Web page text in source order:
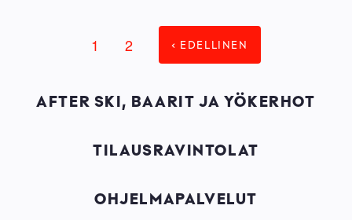
SIVUNUMEROINTI
‹ EDELLINEN
Page
1
Tämänhetkinen
2
AFTER SKI, BAARIT JA YÖKERHOT
TILAUSRAVINTOLAT
OHJELMAPALVELUT